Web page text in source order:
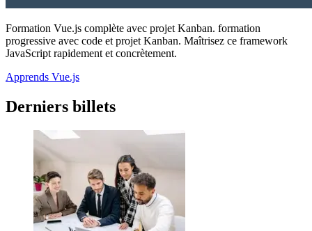
Formation Vue.js complète avec projet Kanban. formation
progressive avec code et projet Kanban. Maîtrisez ce framework
JavaScript rapidement et concrètement.
Apprends Vue.js
Derniers billets